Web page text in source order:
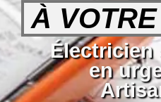
À
Électricien
en